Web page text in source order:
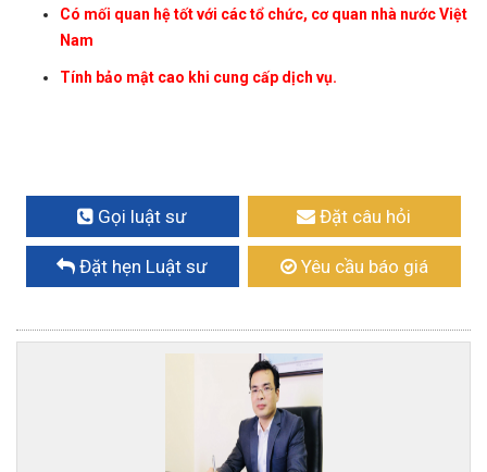
Có mối quan hệ tốt với các tổ chức, cơ quan nhà nước Việt
Nam
Tính bảo mật cao khi cung cấp dịch vụ.
Gọi luật sư Đặt câu hỏi
Đặt hẹn Luật sư Yêu cầu báo giá